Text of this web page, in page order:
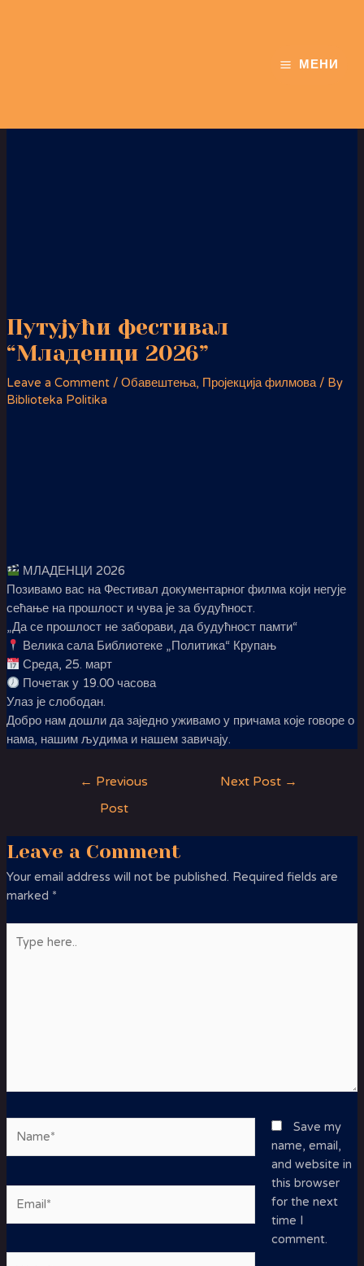
МЕНИ
Путујући фестивал
“Младенци 2026”
Leave a Comment / Обавештења, Пројекција филмова/ By
Biblioteka Politika
МЛАДЕНЦИ 2026
Позивамо вас на Фестивал документарног филма који негује
сећање на прошлост и чува је за будућност.
„Да се прошлост не заборави, да будућност памти“
Велика сала Библиотеке „Политика“ Крупањ
Среда, 25. март
Почетак у 19.00 часова
Улаз је слободан.
Добро нам дошли да заједно уживамо у причама које говоре о
нама, нашим људима и нашем завичају.
← Previous
Post
Next Post →
Leave a Comment
Your email address will not be published. Required fields are
marked *
here..
Save my
name, email,
and website in
this browser
for the next
time I
comment.